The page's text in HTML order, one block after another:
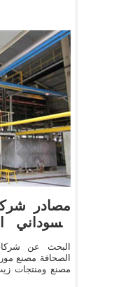
مصادر
البحث عن
الصحافة مصنع
مصنع ومنتجات